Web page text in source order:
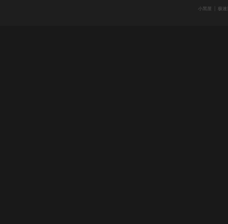
小黑屋 极速